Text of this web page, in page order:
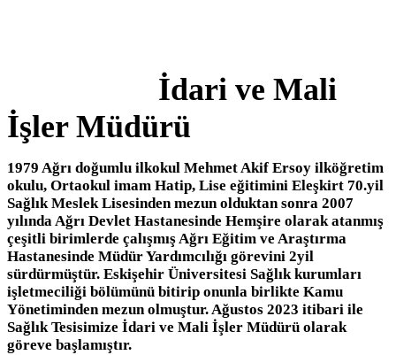
İdari ve Mali
İşler Müdürü
1979 Ağrı doğumlu ilkokul Mehmet Akif Ersoy ilköğretim
okulu, Ortaokul imam Hatip, Lise eğitimini Eleşkirt 70.yil
Sağlık Meslek Lisesinden mezun olduktan sonra 2007
yılında Ağrı Devlet Hastanesinde Hemşire olarak atanmış
çeşitli birimlerde çalışmış Ağrı Eğitim ve Araştırma
Hastanesinde Müdür Yardımcılığı görevini 2yil
sürdürmüştür. Eskişehir Üniversitesi Sağlık kurumları
işletmeciliği bölümünü bitirip onunla birlikte Kamu
Yönetiminden mezun olmuştur. Ağustos 2023 itibari ile
Sağlık Tesisimize İdari ve Mali İşler Müdürü olarak
göreve başlamıştır.